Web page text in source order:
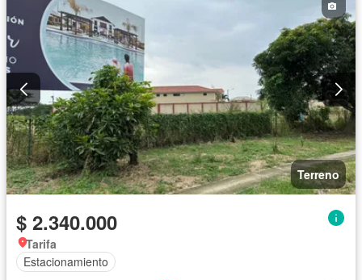
Terreno
$ 2.340.000
Tarifa
Estacionamiento